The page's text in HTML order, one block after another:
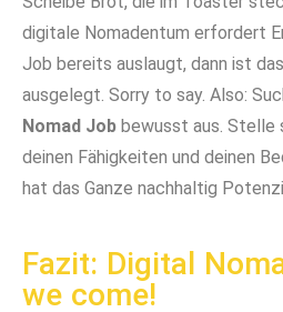
digitale Nomadentum erfordert
Job bereits auslaugt, dann ist
ausgelegt. Sorry to say. Also:
Nomad Job bewusst aus. Stelle
deinen Fähigkeiten und deinen
hat das Ganze nachhaltig
Fazit: Digital
we come!